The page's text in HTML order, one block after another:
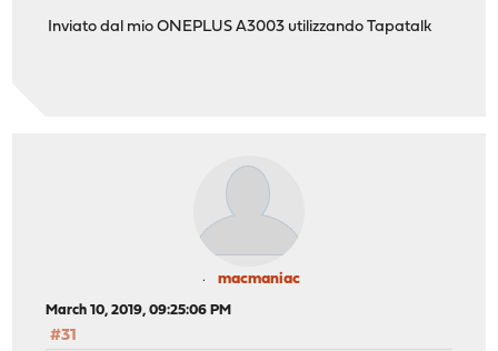
Inviato dal mio ONEPLUS A3003 utilizzando Tapatalk
macmaniac
March 10, 2019, 09:25:06 PM
#31